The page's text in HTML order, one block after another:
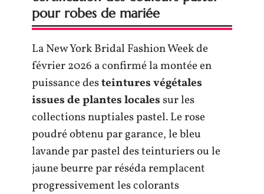
pour robes de mariée
La New York Bridal Fashion Week de
février 2026 a confirmé la montée en
puissance desteintures végétales
issues de plantes localessur les
collections nuptiales pastel. Le rose
poudré obtenu par garance, le bleu
lavande par pastel des teinturiers ou le
jaune beurre par réséda remplacent
progressivement les colorants